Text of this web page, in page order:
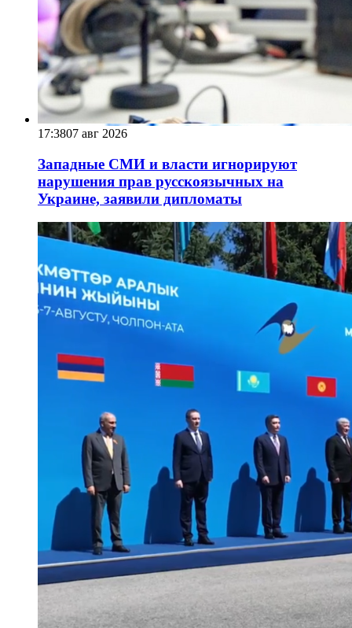
17:3807 авг 2026
Западные СМИ и власти игнорируют
нарушения прав русскоязычных на
Украине, заявили дипломаты